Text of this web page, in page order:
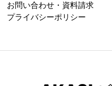
お問い合わせ・資料請求
プライバシーポリシー